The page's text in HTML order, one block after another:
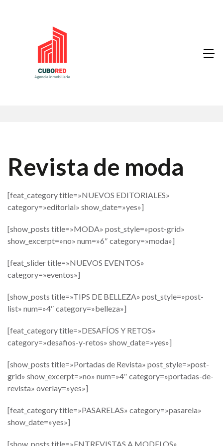
Revista de moda
[feat_category title=»NUEVOS EDITORIALES»
category=»editorial» show_date=»yes»]
[show_posts title=»MODA» post_style=»post-grid»
show_excerpt=»no» num=»6″ category=»moda»]
[feat_slider title=»NUEVOS EVENTOS»
category=»eventos»]
[show_posts title=»TIPS DE BELLEZA» post_style=»post-
list» num=»4″ category=»belleza»]
[feat_category title=»DESAFÍOS Y RETOS»
category=»desafios-y-retos» show_date=»yes»]
[show_posts title=»Portadas de Revista» post_style=»post-
grid» show_excerpt=»no» num=»4″ category=»portadas-de-
revista» overlay=»yes»]
[feat_category title=»PASARELAS» category=»pasarela»
show_date=»yes»]
[show_posts title=»ENTREVISTAS A MODELOS»